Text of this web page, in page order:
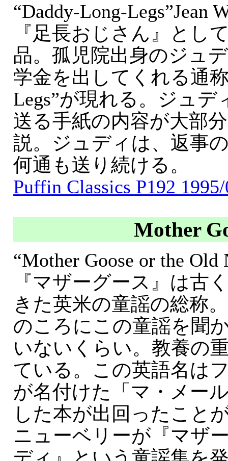
“Daddy-Long-Legs”Jean
『足長おじさん』とし
品。孤児院出身のジュ
学金を出してくれる通
Legs”が現れる。ジュ
送る手紙の内容が大部
説。ジュディは、返事
何通も送り続ける。
Puffin Classics P192
Mother
“Mother Goose or the Old
『マザーグース』は古
きた英米の童謡の総称
のころにこの童謡を聞
いないくらい。教養の
ている。この英語名は
が名付けた「マ・メー
した本が出回ったこと
ニューベリーが『マザ